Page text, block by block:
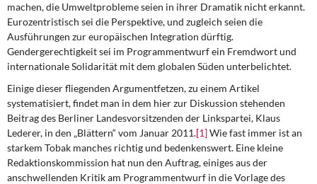
Memo-Gruppe
Institut Solidarische Moderne
Rosa-Luxemburg-Stiftung
Über mich
Kontakt
machen, die Umweltprobleme seien in ihrer Dramatik nicht erkannt.
Eurozentristisch sei die Perspektive, und zugleich seien die
Ausführungen zur europäischen Integration dürftig.
Gendergerechtigkeit sei im Programmentwurf ein Fremdwort und
internationale Solidarität mit dem globalen Süden unterbelichtet.
Einige dieser fliegenden Argumentfetzen, zu einem Artikel
systematisiert, findet man in dem hier zur Diskussion stehenden
Beitrag des Berliner Landesvorsitzenden der Linkspartei, Klaus
Lederer, in den „Blättern“ vom Januar 2011.[1]Wie fast immer ist an
starkem Tobak manches richtig und bedenkenswert. Eine kleine
Redaktionskommission hat nun den Auftrag, einiges aus der
anschwellenden Kritik am Programmentwurf in die Vorlage des